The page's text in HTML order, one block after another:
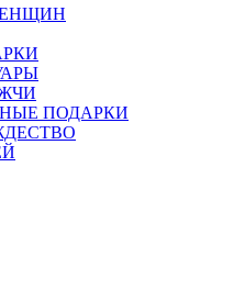
ПОДАРКИ